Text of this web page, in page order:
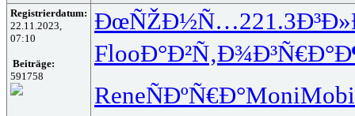
Registrierdatum:
22.11.2023,
07:10
Beiträge:
591758
ÐœÑŽÐ½Ñ…221.3
FlooÐ°Ð²Ñ‚Ð¾
ReneÑÐºÑ€Ð°MoniMobi